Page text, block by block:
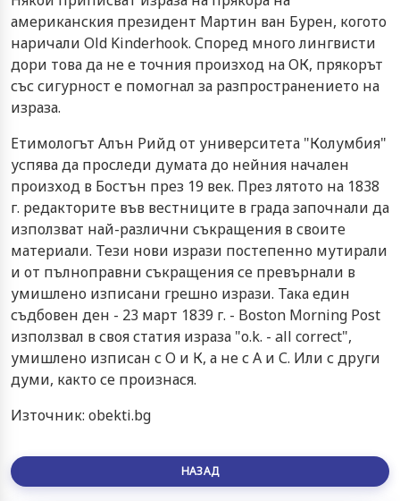
американския президент Мартин ван Бурен, когото
наричали Old Kinderhook. Според много лингвисти
дори това да не е точния произход на ОК, прякорът
със сигурност е помогнал за разпространението на
израза.
Етимологът Алън Рийд от университета "Колумбия"
успява да проследи думата до нейния начален
произход в Бостън през 19 век. През лятото на 1838
г. редакторите във вестниците в града започнали да
използват най-различни съкращения в своите
материали. Тези нови изрази постепенно мутирали
и от пълноправни съкращения се превърнали в
умишлено изписани грешно изрази. Така един
съдбовен ден - 23 март 1839 г. - Boston Morning Post
използвал в своя статия израза "o.k. - all correct",
умишлено изписан с О и К, а не с А и С. Или с други
думи, както се произнася.
Източник: obekti.bg
НАЗАД